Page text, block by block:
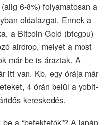
6-8%) folyamatosan a
oldalazgat. Ennek a
a Bitcoin Gold (btcgpu)
airdrop, melyet a most
már be is áraztak. A
itt van. Kb. egy órája már
4 órán belül a yobit-
kereskedés.
a “befektetők”? A japán